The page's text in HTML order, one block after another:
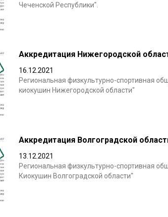
Чеченской Республики".
Аккредитация Нижегородской
16.12.2021
Региональная физкультурно-спортивная
киокушин Нижегородской области"
Аккредитация Волгоградской
13.12.2021
Региональная физкультурно-спортивная
Киокушин Волгоградской области"